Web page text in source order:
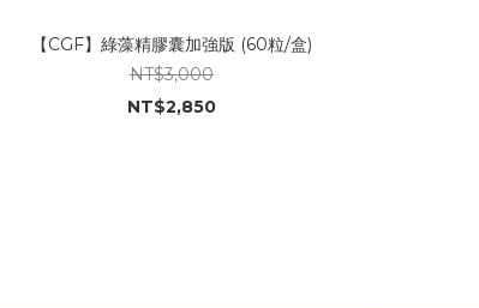
【CGF】綠藻精膠囊加強版 (60粒/盒)
NT$3,000
NT$2,850